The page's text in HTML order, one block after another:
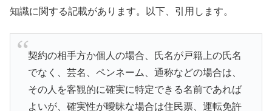
知識に関する記載があります。以下、引用します。
契約の相手方か個人の場合、氏名が戸籍上の氏名
でなく、芸名、ペンネーム、通称などの場合は、
その人を客観的に確実に特定できる名前であれば
よいが、確実性が曖昧な場合は住民票、運転免許